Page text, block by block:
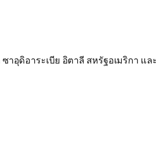
าอุดิอาระเบีย อิตาลี สหรัฐอเมริกา แล